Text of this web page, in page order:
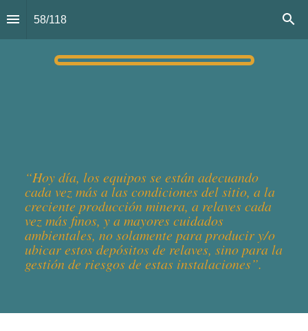
58/118
“Hoy día, los equipos se están adecuando
cada vez más a las condiciones del sitio, a la
creciente producción minera, a relaves cada
vez más finos, y a mayores cuidados
ambientales, no solamente para producir y/o
ubicar estos depósitos de relaves, sino para la
gestión de riesgos de estas instalaciones”.